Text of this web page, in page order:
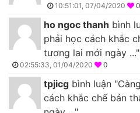
10:51:01, 07/04/2020 0
ho ngoc thanh bình
phải học cách khắc
tương lai mới ngày ..."
02:55:33, 01/04/2020 0
tpjicg bình luận
cách khắc chế bản